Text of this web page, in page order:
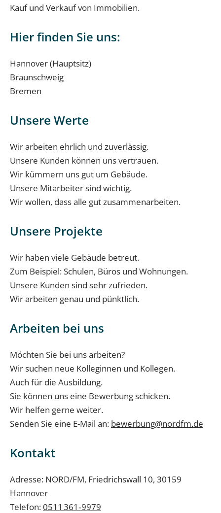
Kauf und Verkauf von Immobilien.
Hier finden Sie uns:
Hannover (Hauptsitz)
Braunschweig
Bremen
Unsere Werte
Wir arbeiten ehrlich und zuverlässig.
Unsere Kunden können uns vertrauen.
Wir kümmern uns gut um Gebäude.
Unsere Mitarbeiter sind wichtig.
Wir wollen, dass alle gut zusammenarbeiten.
Unsere Projekte
Wir haben viele Gebäude betreut.
Zum Beispiel: Schulen, Büros und Wohnungen.
Unsere Kunden sind sehr zufrieden.
Wir arbeiten genau und pünktlich.
Arbeiten bei uns
Möchten Sie bei uns arbeiten?
Wir suchen neue Kolleginnen und Kollegen.
Auch für die Ausbildung.
Sie können uns eine Bewerbung schicken.
Wir helfen gerne weiter.
Senden Sie eine E-Mail an: bewerbung@nordfm.de
Kontakt
Adresse: NORD/FM, Friedrichswall 10, 30159
Hannover
Telefon:0511 361‑9979